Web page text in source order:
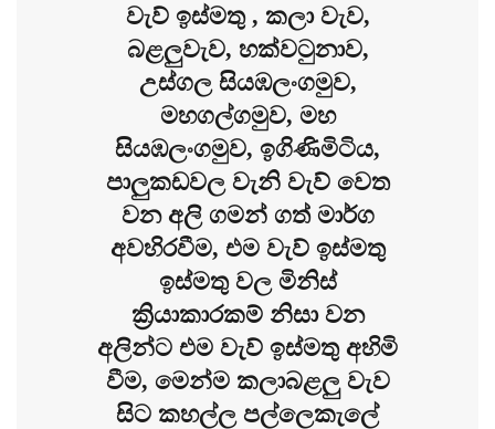
වැව් ඉස්මතු , කලා වැව,
බළලුවැව, හක්වටුනාව,
උස්ගල සියඹලංගමුව,
මහගල්ගමුව, මහ
සියඹලංගමුව, ඉගිණිමිටිය,
පාලුකඩවල වැනි වැව් වෙත
වන අලි ගමන් ගත් මාර්ග
අවහිරවීම, එම වැව් ඉස්මතු
ඉස්මතු වල මිනිස්
ක්‍රියාකාරකම් නිසා වන
අලින්ට එම වැව් ඉස්මතු අහිමි
වීම, මෙන්ම කලාබළලු වැව
සිට කහල්ල පල්ලෙකැලේ